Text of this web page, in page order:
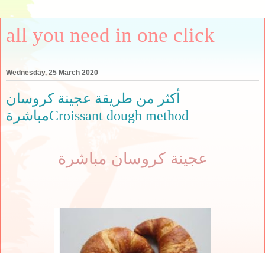
all you need in one click
Wednesday, 25 March 2020
أكثر من طريقة عجينة كروسان
مباشرةCroissant dough method
عجينة كروسان مباشرة